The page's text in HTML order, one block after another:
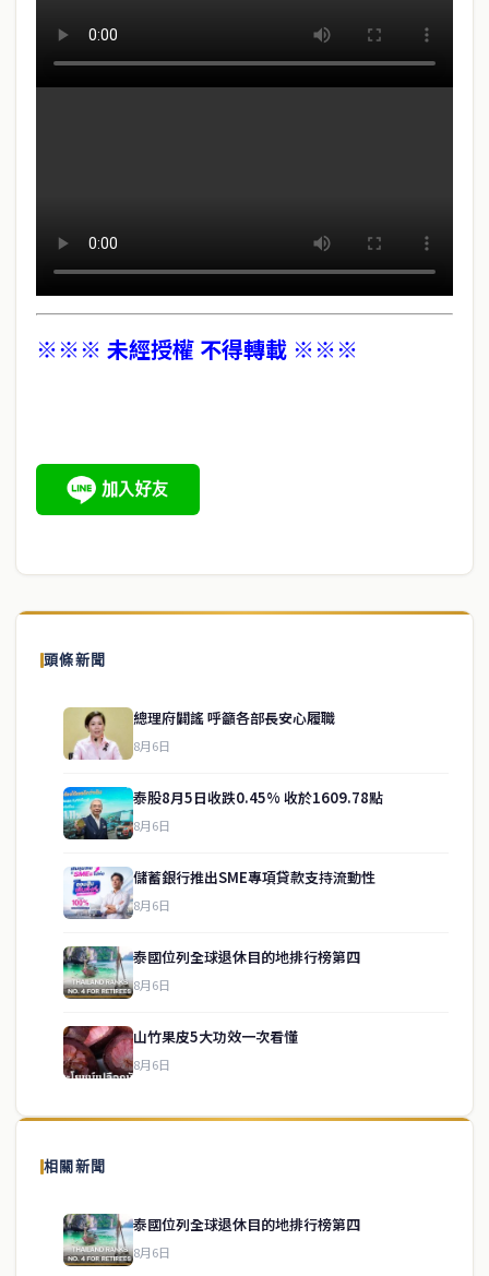
※※※ 未經授權 不得轉載 ※※※
頭條新聞
總理府闢謠 呼籲各部長安心履職
8月6日
泰股8月5日收跌0.45% 收於1609.78點
8月6日
儲蓄銀行推出SME專項貸款支持流動性
8月6日
泰國位列全球退休目的地排行榜第四
8月6日
山竹果皮5大功效一次看懂
8月6日
相關新聞
泰國位列全球退休目的地排行榜第四
8月6日
關於我們
泰國中文新聞（TCN）是一家總部設於曼谷的中文新聞媒體，致力於
供即時、客觀、多元的中文新聞內容。
service@thaichinesenews.com